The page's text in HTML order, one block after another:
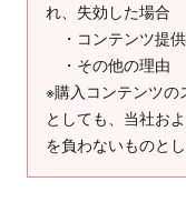
れ、失効した場合
・コンテンツ提
・その他の理由
※購入コンテンツの
としても、当社お
を負わないものとし